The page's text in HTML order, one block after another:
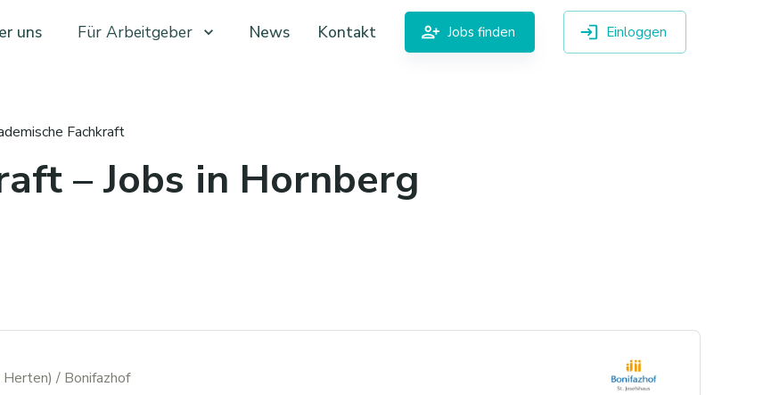
uns Für Arbeitgeber News Kontakt Jobs finden Einloggen
Fachkraft
– Jobs in Hornberg
Herten) / Bonifazhof